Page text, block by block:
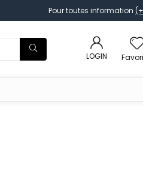
Pour toutes information
LOGIN